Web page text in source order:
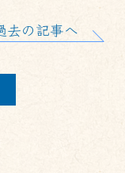
去の記事へ